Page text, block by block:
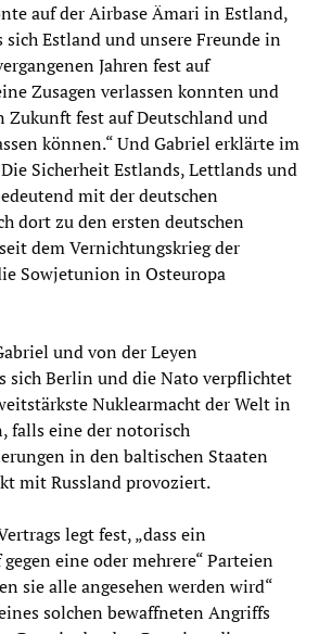
auf der Airbase Ämari in Estland,
sich Estland und unsere Freunde in
Jahren fest auf
Zusagen verlassen konnten und
Zukunft fest auf Deutschland und
können.“ Und Gabriel erklärte im
Sicherheit Estlands, Lettlands und
mit der deutschen
dort zu den ersten deutschen
dem Vernichtungskrieg der
Sowjetunion in Osteuropa
und von der Leyen
sich Berlin und die Nato verpflichtet
Nuklearmacht der Welt in
falls eine der notorisch
in den baltischen Staaten
mit Russland provoziert.
legt fest, „dass ein
eine oder mehrere“ Parteien
sie alle angesehen werden wird“
solchen bewaffneten Angriffs